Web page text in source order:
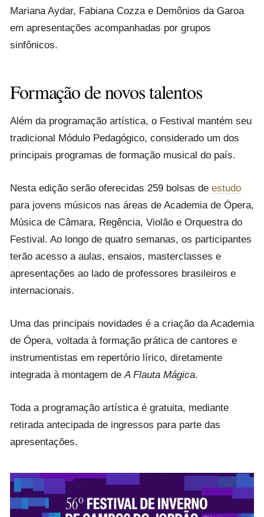
Mariana Aydar, Fabiana Cozza e Demônios da Garoa
em apresentações acompanhadas por grupos
sinfônicos.
Formação de novos talentos
Além da programação artística, o Festival mantém seu
tradicional Módulo Pedagógico, considerado um dos
principais programas de formação musical do país.
Nesta edição serão oferecidas 259 bolsas de estudo
para jovens músicos nas áreas de Academia de Ópera,
Música de Câmara, Regência, Violão e Orquestra do
Festival. Ao longo de quatro semanas, os participantes
terão acesso a aulas, ensaios, masterclasses e
apresentações ao lado de professores brasileiros e
internacionais.
Uma das principais novidades é a criação da Academia
de Ópera, voltada à formação prática de cantores e
instrumentistas em repertório lírico, diretamente
integrada à montagem de A Flauta Mágica.
Toda a programação artística é gratuita, mediante
retirada antecipada de ingressos para parte das
apresentações.